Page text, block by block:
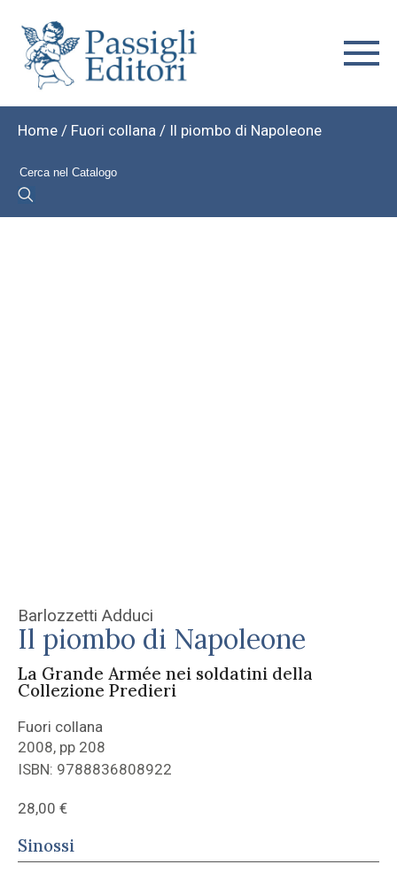
Home / Fuori collana / Il piombo di Napoleone
Barlozzetti Adduci
Il piombo di Napoleone
La Grande Armée nei soldatini della
Collezione Predieri
Fuori collana
2008, pp 208
ISBN: 9788836808922
28,00 €
Sinossi